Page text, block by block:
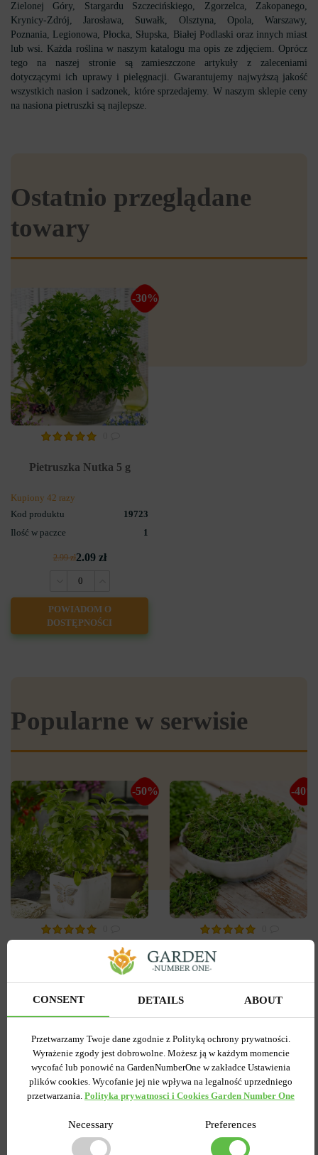
Zielonej Góry, Stargardu Szczecińskiego, Zgorzelca, Zakopanego,
Krynicy-Zdrój, Jarosława, Suwałk, Olsztyna, Opola, Warszawy,
Poznania, Legionowa, Płocka, Słupska, Białej Podlaski oraz innych miast
lub wsi. Każda roślina w naszym katalogu ma opis ze zdjęciem. Oprócz
tego na naszej stronie są zamieszczone artykuły z zaleceniami
dotyczącymi ich uprawy i pielęgnacji. Gwarantujemy najwyższą jakość
wszystkich nasion i sadzonek, które sprzedajemy. W naszym sklepie ceny
na nasiona pietruszki są najlepsze.
Ostatnio przeglądane
towary
-30%
Pietruszka Nutka 5 g
Kupiony 42 razy
Kod produktu
19723
Ilość w paczce
1
2.99 zł2.09 zł
POWIADOM O
DOSTĘPNOŚCI
Popularne w serwisie
-50%
Stewia 0.01 g
Kupiony 48 razy
Kod produktu
19818
Ilość w paczce
1
9.99 zł5.00 zł
-40%
Nasiona na kiełki Gorczyca
biała 30 g
Kupiony 26 razy
Kod produktu
19786
Ilość w paczce
4.99 zł2.99 zł
CONSENT DETAILS ABOUT
Przetwarzamy Twoje dane zgodnie z Polityką ochrony prywatności.
Wyrażenie zgody jest dobrowolne. Możesz ją w każdym momencie
wycofać lub ponowić na GardenNumberOne w zakładce Ustawienia
plików cookies. Wycofanie jej nie wpływa na legalność uprzedniego
przetwarzania. Polityka prywatnosci i Cookies Garden Number One
Necessary Preferences